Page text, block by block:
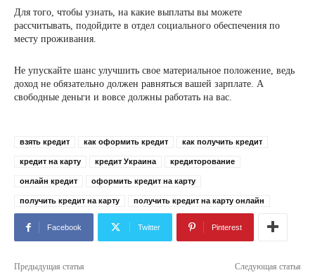
Для того, чтобы узнать, на какие выплаты вы можете
рассчитывать, подойдите в отдел социального обеспечения по
месту проживания.
Не упускайте шанс улучшить свое материальное положение, ведь
доход не обязательно должен равняться вашей зарплате. А
свободные деньги и вовсе должны работать на вас.
взять кредит как оформить кредит как получить кредит
кредит на карту кредит Украина кредиторование
онлайн кредит оформить кредит на карту
получить кредит на карту получить кредит на карту онлайн
Facebook Twitter Pinterest
Предыдущая статья Следующая статья